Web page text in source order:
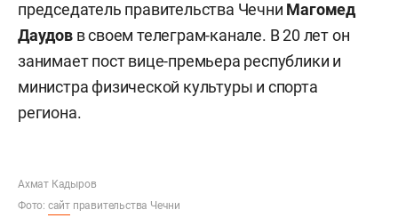
председатель правительства Чечни Магомед
Даудов в своем телеграм-канале. В 20 лет он
занимает пост вице-премьера республики и
министра физической культуры и спорта
региона.
Ахмат Кадыров
Фото: сайт правительства Чечни